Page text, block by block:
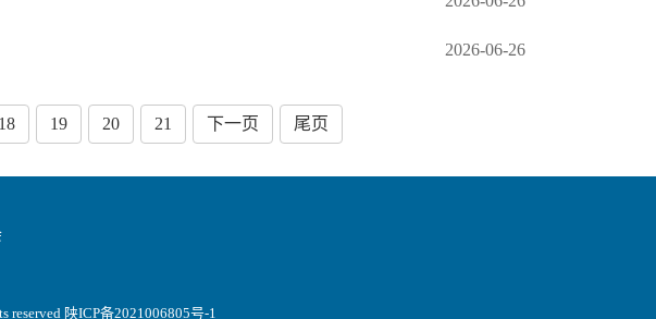
2026-06-26
18 19 20 21 下一页 尾页
reserved 陕ICP备2021006805号-1